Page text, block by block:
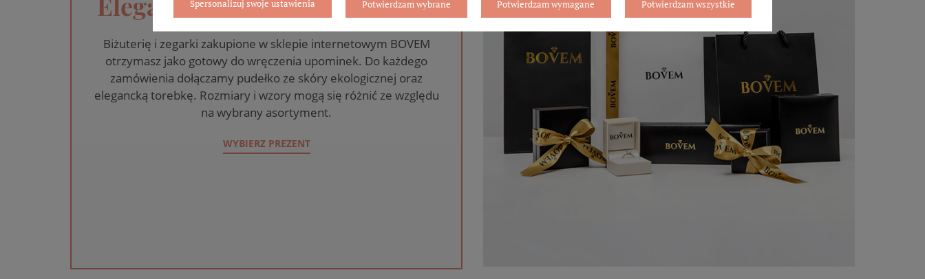
Biżuterię i zegarki zakupione w sklepie internetowym BOVEM
otrzymasz jako gotowy do wręczenia upominek. Do każdego
zamówienia dołączamy pudełko ze skóry ekologicznej oraz
elegancką torebkę. Rozmiary i wzory mogą się różnić ze względu
na wybrany asortyment.
WYBIERZ PREZENT
Spersonalizuj swoje ustawienia Potwierdzam wybrane Potwierdzam wymagane Potwierdzam wszystkie